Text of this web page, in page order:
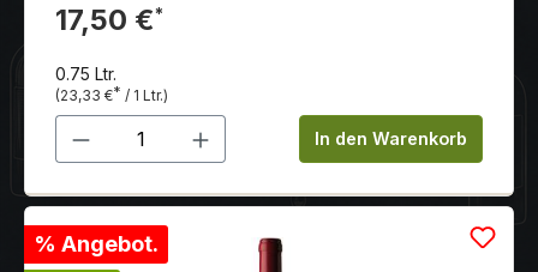
sanfte Tannin, Eleganz und gute und geschmackvolle
Länge.
17,50 €*
0.75 Ltr.
(23,33 €* / 1 Ltr.)
Produkt Anzahl: Gib denIn den Warenkorb
% Angebot.